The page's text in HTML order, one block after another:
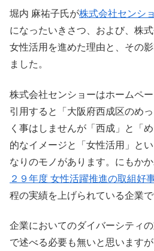
堀内 麻祐子氏が株式会社センシ
になったいきさつ、および、株
女性活用を進めた理由と、その
ました。
株式会社センショーはホームペ
引用すると「大阪府西成区のめ
く事はしませんが「西成」と「
的なイメージと「女性活用」と
なりのモノがあります。にもか
２９年度 女性活躍推進の取組好
程の実績を上げられている企業で
企業においてのダイバーシティ
で述べる必要も無いと思います